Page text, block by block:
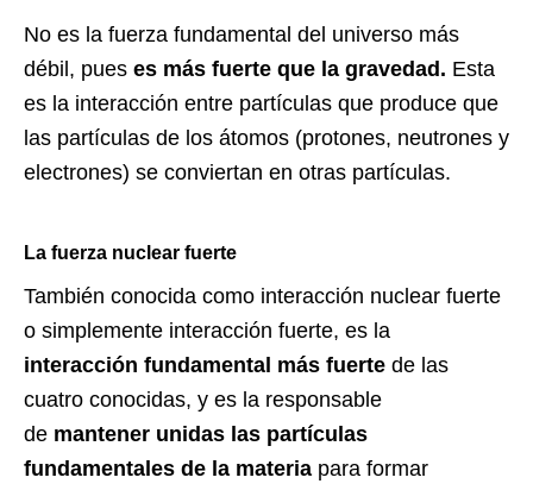
No es la fuerza fundamental del universo más
débil, pues es más fuerte que la gravedad. Esta
es la interacción entre partículas que produce que
las partículas de los átomos (protones, neutrones y
electrones) se conviertan en otras partículas.
La fuerza nuclear fuerte
También conocida como interacción nuclear fuerte
o simplemente interacción fuerte, es la
interacción fundamental más fuerte de las
cuatro conocidas, y es la responsable
de mantener unidas las partículas
fundamentales de la materia para formar